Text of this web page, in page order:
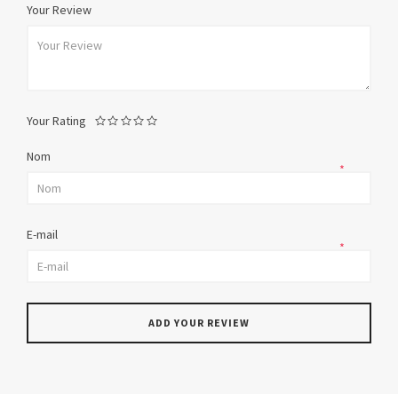
Your Review
Your Rating
Nom
*
E-mail
*